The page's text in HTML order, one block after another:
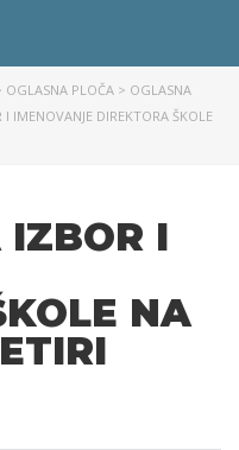
OGLASNA PLOČA > OGLASNA
IMENOVANJE DIREKTORA ŠKOLE
IZBOR I
NA